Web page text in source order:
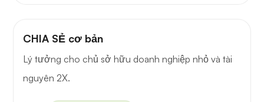
CHIA SẺ cơ bản
Lý tưởng cho chủ sở hữu doanh nghiệp nhỏ và tài
nguyên 2X.